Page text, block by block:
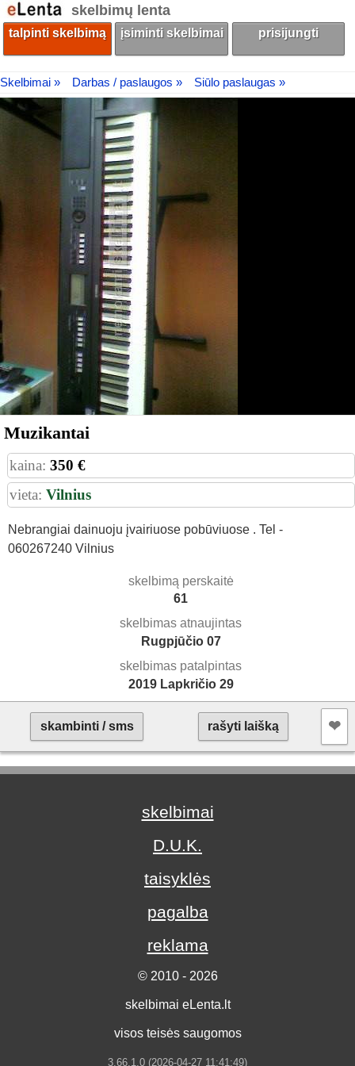
skelbimų lenta
talpinti skelbimą įsiminti skelbimai prisijungti
Skelbimai » Darbas / paslaugos » Siūlo paslaugas »
Muzikantai
kaina: 350 €
vieta: Vilnius
Nebrangiai dainuoju įvairiuose pobūviuose . Tel -
060267240 Vilnius
skelbimą perskaitė
61
skelbimas atnaujintas
Rugpjūčio 07
skelbimas patalpintas
2019 Lapkričio 29
skambinti / sms rašyti laišką ❤︎
skelbimai
D.U.K.
taisyklės
pagalba
reklama
© 2010 - 2026
skelbimai eLenta.lt
visos teisės saugomos
3.66.1.0 (2026-04-27 11:41:49)